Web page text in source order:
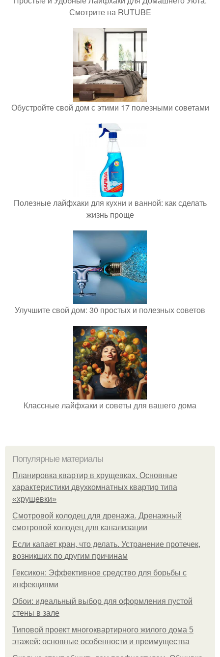
Смотрите на RUTUBE
Обустройте свой дом с этими 17 полезными советами
Полезные лайфхаки для кухни и ванной: как сделать
жизнь проще
Улучшите свой дом: 30 простых и полезных советов
Классные лайфхаки и советы для вашего дома
Популярные материалы
Планировка квартир в хрущевках. Основные
характеристики двухкомнатных квартир типа
«хрущевки»
Смотровой колодец для дренажа. Дренажный
смотровой колодец для канализации
Если капает кран, что делать. Устранение протечек,
возникших по другим причинам
Гексикон: Эффективное средство для борьбы с
инфекциями
Обои: идеальный выбор для оформления пустой
стены в зале
Типовой проект многоквартирного жилого дома 5
этажей: основные особенности и преимущества